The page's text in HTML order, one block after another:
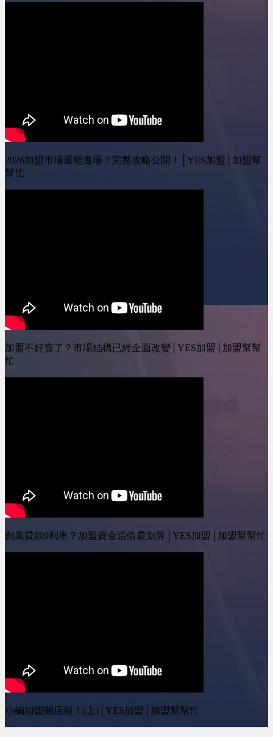
按讚我的Facebook專頁：
https://www.facebook.com/yestopone
按讚我的Instagram專頁：
https://www.instagram.com/yesone_ally/
2026加盟市場還能進場？完整攻略公開！│YES加盟│加盟幫
幫忙
加盟不好賣了？市場結構已經全面改變│YES加盟│加盟幫幫
忙
創業貸款0利率？加盟資金這借最划算│YES加盟│加盟幫幫忙
小編加盟開店啦！(上)│YES加盟│加盟幫幫忙